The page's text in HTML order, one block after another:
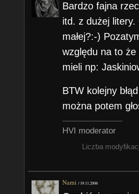
Bardzo fajna
itd. z dużej
małej?:-)
względu na to że
mieli np:
BTW kolejny
można potem
HVI moderator
Liczba
Nami /19.11.2006